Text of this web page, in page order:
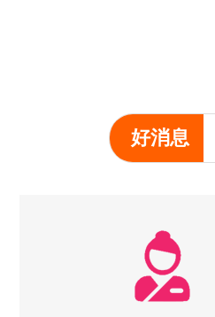
好消息